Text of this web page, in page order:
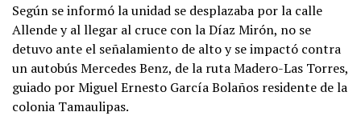
Según se informó la unidad se desplazaba por la calle
Allende y al llegar al cruce con la Díaz Mirón, no se
detuvo ante el señalamiento de alto y se impactó contra
un autobús Mercedes Benz, de la ruta Madero-Las Torres,
guiado por Miguel Ernesto García Bolaños residente de la
colonia Tamaulipas.